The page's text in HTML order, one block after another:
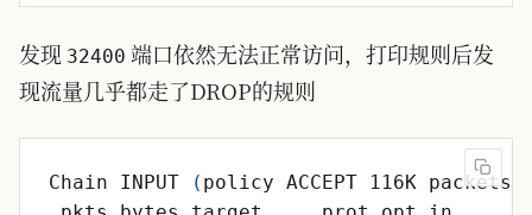
发现 32400 端口依然无法正常访问，打印规则后发
现流量几乎都走了DROP的规则
Chain INPUT ( policy ACCEPT 116K packets,